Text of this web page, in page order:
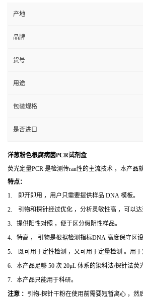
产地
品牌
货号
用途
包装规格
是否进口
洋葱粉色根腐病菌PCR试剂盒
荧光定量PCR 是检测传ran性的主流技术 ，本产品
特点：
1. 即开即用 ，用户只需要提供样品 DNA 模板。
2. 引物和探针经过优化 ，分析灵敏性高 ，可以达
3. 提供阳性对照 ，便于区分假阴性样品。
4. 特高 ， 引物是根据检测指标DNA 高度保守区
5. 既可用于定性检测 ，又可用于定量检测 。用于
6. 本产品足够 50 次 20μL 体系的染料法/探针法荧
7. 本产品只能用于科研。
注意 ： 引物-探针干粉在使用前需要短暂离心 ，然